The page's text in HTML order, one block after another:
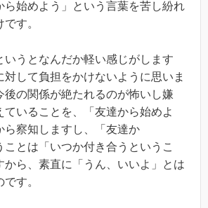
ら始めよう」という言葉を苦し紛れ
す。
いうとなんだか軽い感じがします
対して負担をかけないように思いま
後の関係が絶たれるのが怖いし嫌
ていることを、「友達から始めよ
ら察知しますし、「友達か
ことは「いつか付き合うというこ
から、素直に「うん、いいよ」とは
す。